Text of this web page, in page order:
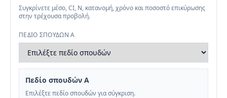
Συγκρίνετε μέσο, CI, N, κατανομή, χρόνο και ποσοστό επικύρωσης
στην τρέχουσα προβολή.
ΠΕΔΊΟ ΣΠΟΥΔΏΝ A
Πεδίο σπουδών A
Επιλέξτε πεδίο σπουδών για σύγκριση.